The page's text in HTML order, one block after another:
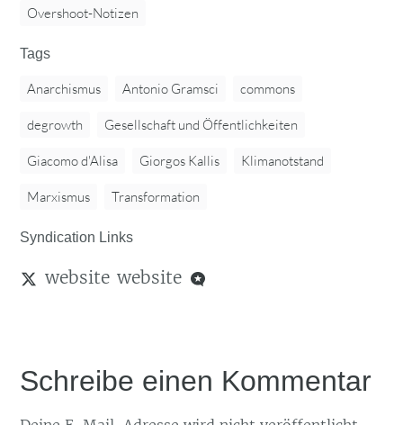
Overshoot-Notizen
Tags
Anarchismus Antonio Gramsci commons
degrowth Gesellschaft und Öffentlichkeiten
Giacomo d'Alisa Giorgos Kallis Klimanotstand
Marxismus Transformation
Syndication Links
website website
Schreibe einen Kommentar